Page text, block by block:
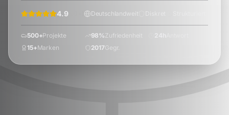
4.9( Deutschlandweit
500+Projekte 98% Zufriedenheit 24h
15+Marken 2017Gegr.